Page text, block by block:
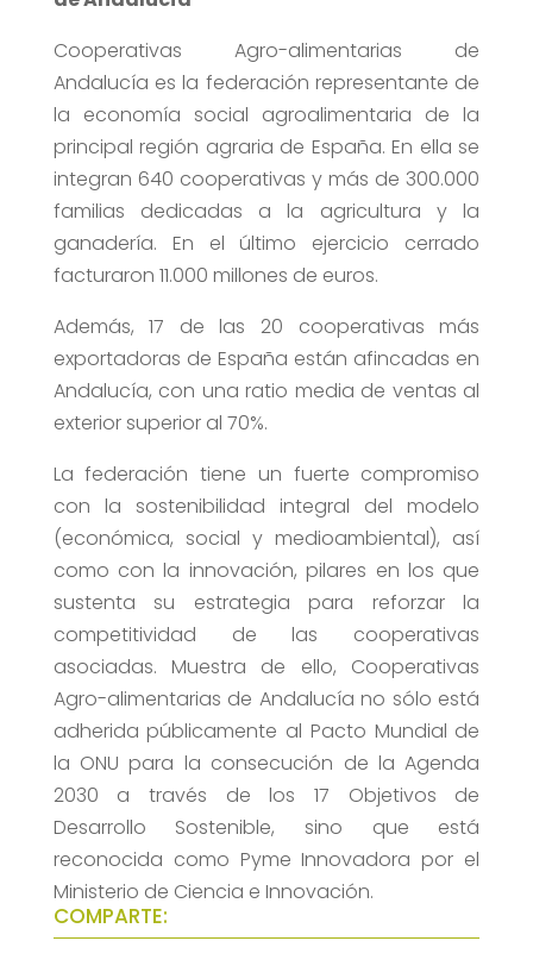
Cooperativas Agro-alimentarias de
Andalucía es la federación representante de
la economía social agroalimentaria de la
principal región agraria de España. En ella se
integran 640 cooperativas y más de 300.000
familias dedicadas a la agricultura y la
ganadería. En el último ejercicio cerrado
facturaron 11.000 millones de euros.
Además, 17 de las 20 cooperativas más
exportadoras de España están afincadas en
Andalucía, con una ratio media de ventas al
exterior superior al 70%.
La federación tiene un fuerte compromiso
con la sostenibilidad integral del modelo
(económica, social y medioambiental), así
como con la innovación, pilares en los que
sustenta su estrategia para reforzar la
competitividad de las cooperativas
asociadas. Muestra de ello, Cooperativas
Agro-alimentarias de Andalucía no sólo está
adherida públicamente al Pacto Mundial de
la ONU para la consecución de la Agenda
2030 a través de los 17 Objetivos de
Desarrollo Sostenible, sino que está
reconocida como Pyme Innovadora por el
Ministerio de Ciencia e Innovación.
COMPARTE: